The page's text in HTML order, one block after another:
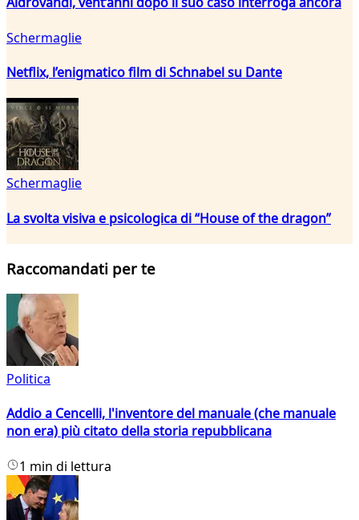
Schermaglie
Netflix, l’enigmatico film di Schnabel su Dante
Schermaglie
La svolta visiva e psicologica di “House of the dragon”
Raccomandati per te
Politica
Addio a Cencelli, l'inventore del manuale (che manuale
non era) più citato della storia repubblicana
1 min di lettura